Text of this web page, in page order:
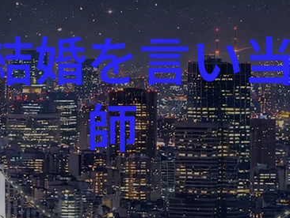
芸能界
社会
婚を言い
師